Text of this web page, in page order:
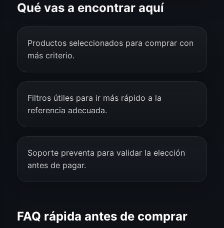
Qué vas a encontrar aquí
Productos seleccionados para comprar con
más criterio.
Filtros útiles para ir más rápido a la
referencia adecuada.
Soporte preventa para validar la elección
antes de pagar.
FAQ rápida antes de comprar